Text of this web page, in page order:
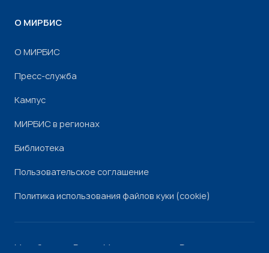
О МИРБИС
О МИРБИС
Пресс-служба
Кампус
МИРБИС в регионах
Библиотека
Пользовательское соглашение
Политика использования файлов куки (cookie)
Минобрнауки России Минпросвещения России